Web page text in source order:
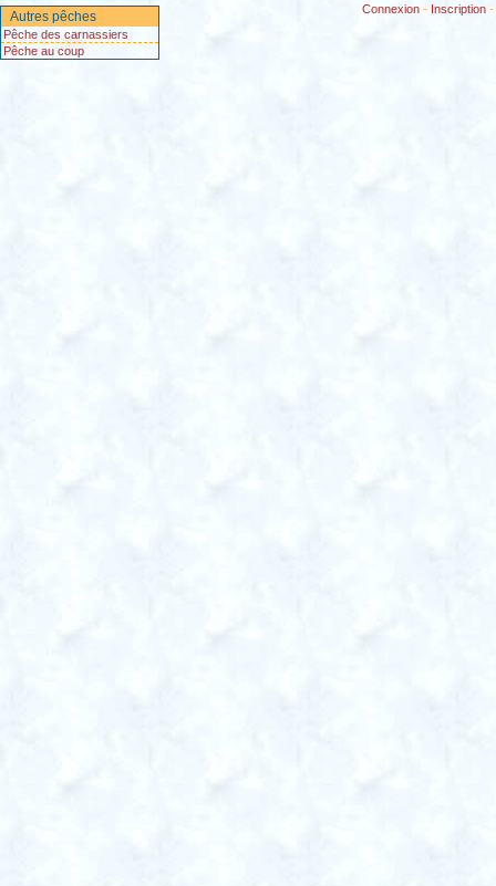
Autres pêches
Pêche des carnassiers
Pêche au coup
Connexion - Inscription -